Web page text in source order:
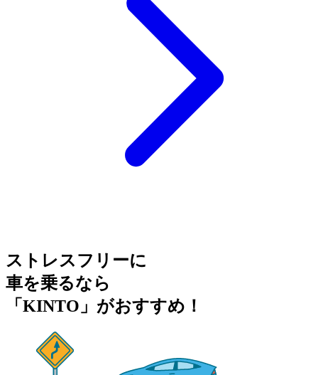
ストレスフリーに
車を乗るなら
「KINTO」がおすすめ！